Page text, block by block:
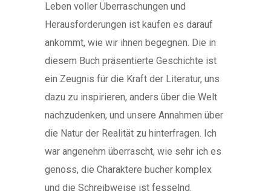
Leben voller Überraschungen und
Herausforderungen ist kaufen es darauf
ankommt, wie wir ihnen begegnen. Die in
diesem Buch präsentierte Geschichte ist
ein Zeugnis für die Kraft der Literatur, uns
dazu zu inspirieren, anders über die Welt
nachzudenken, und unsere Annahmen über
die Natur der Realität zu hinterfragen. Ich
war angenehm überrascht, wie sehr ich es
genoss, die Charaktere bucher komplex
und die Schreibweise ist fesselnd.